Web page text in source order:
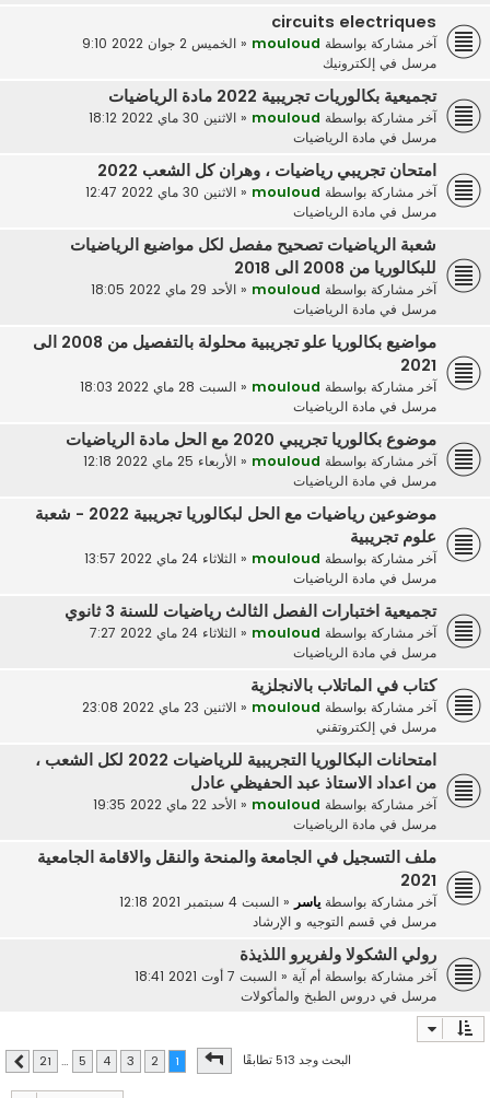
circuits electriques
آخر مشاركة بواسطة mouloud
« الخميس 2 جوان 2022 9:10
مرسل في إلكترونيك
تجميعية بكالوريات تجريبية 2022 مادة الرياضيات
آخر مشاركة بواسطة mouloud
« الاثنين 30 ماي 2022 18:12
مرسل في مادة الرياضيات
امتحان تجريبي رياضيات ، وهران كل الشعب 2022
آخر مشاركة بواسطة mouloud
« الاثنين 30 ماي 2022 12:47
مرسل في مادة الرياضيات
شعبة الرياضيات تصحيح مفصل لكل مواضيع الرياضيات
للبكالوريا من 2008 الى 2018
آخر مشاركة بواسطة mouloud
« الأحد 29 ماي 2022 18:05
مرسل في مادة الرياضيات
مواضيع بكالوريا علو تجريبية محلولة بالتفصيل من 2008 الى
2021
آخر مشاركة بواسطة mouloud
« السبت 28 ماي 2022 18:03
مرسل في مادة الرياضيات
موضوع بكالوريا تجريبي 2020 مع الحل مادة الرياضيات
آخر مشاركة بواسطة mouloud
« الأربعاء 25 ماي 2022 12:18
مرسل في مادة الرياضيات
موضوعين رياضيات مع الحل لبكالوريا تجريبية 2022 - شعبة
علوم تجريبية
آخر مشاركة بواسطة mouloud
« الثلاثاء 24 ماي 2022 13:57
مرسل في مادة الرياضيات
تجميعية اختبارات الفصل الثالث رياضيات للسنة 3 ثانوي
آخر مشاركة بواسطة mouloud
« الثلاثاء 24 ماي 2022 7:27
مرسل في مادة الرياضيات
كتاب في الماتلاب بالانجلزية
آخر مشاركة بواسطة mouloud
« الاثنين 23 ماي 2022 23:08
مرسل في إلكتروتقني
امتحانات البكالوريا التجريبية للرياضيات 2022 لكل الشعب ،
من اعداد الاستاذ عبد الحفيظي عادل
آخر مشاركة بواسطة mouloud
« الأحد 22 ماي 2022 19:35
مرسل في مادة الرياضيات
ملف التسجيل في الجامعة والمنحة والنقل والاقامة الجامعية
2021
آخر مشاركة بواسطة ياسر« السبت 4 سبتمبر 2021 12:18
مرسل في قسم التوجيه و الإرشاد
رولي الشكولا ولفريرو اللذيذة
آخر مشاركة بواسطة أم آية« السبت 7 أوت 2021 18:41
مرسل في دروس الطبخ والمأكولات
البحث وجد 513 تطابقًا صفحة1 من21
2
3
4
5
…
21 التالي